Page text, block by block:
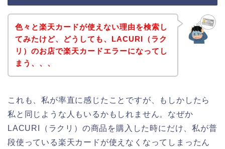
色々と楽天カードが使えない理由を検索し
てみたけど、どうしても、LACURI（ラク
リ）のお店で楽天カードエラーになってし
まう、、、
これも、私が率直に感じたことですが、もしかしたら
私と同じような人もいるかもしれません。なぜか
LACURI（ラクリ）の商品を購入した時にだけ、私が普
段使っている楽天カードが使えなくなってしまったん